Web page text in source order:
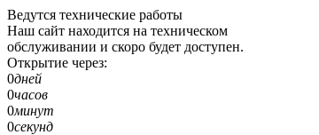
Ведутся технические работы
Наш сайт находится на техническом
обслуживании и скоро будет доступен.
Открытие через:
0дней
0часов
0минут
0секунд